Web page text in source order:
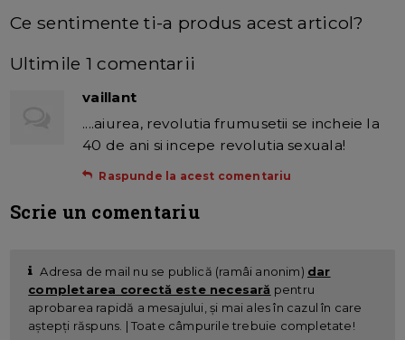
Ce sentimente ti-a produs acest articol?
Ultimile 1 comentarii
vaillant
....aiurea, revolutia frumusetii se incheie la
40 de ani si incepe revolutia sexuala!
Raspunde la acest comentariu
Scrie un comentariu
Adresa de mail nu se publică (ramâi anonim) dar
completarea corectă este necesară pentru
aprobarea rapidă a mesajului, și mai ales în cazul în care
aștepți răspuns. | Toate câmpurile trebuie completate!